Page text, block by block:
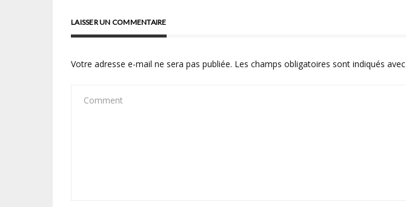
LAISSER UN COMMENTAIRE
Votre adresse e-mail ne sera pas publiée. Les champs obligatoires sont indiqués avec